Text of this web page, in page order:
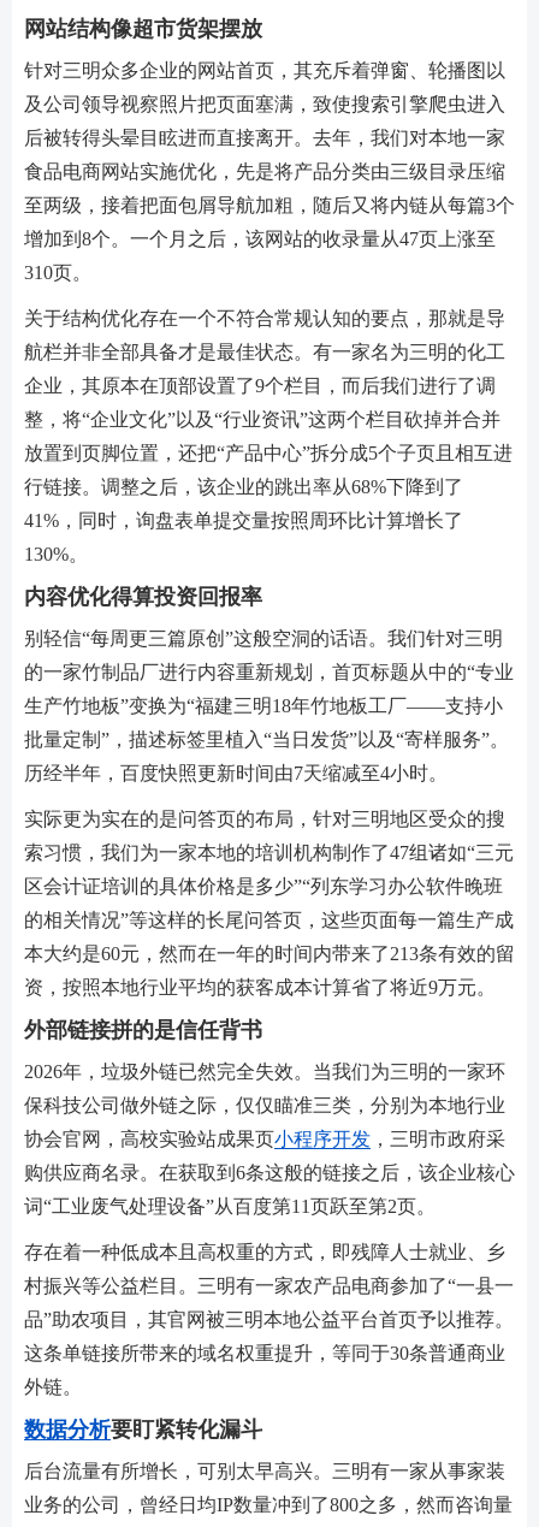
网站结构像超市货架摆放
针对三明众多企业的网站首页，其充斥着弹窗、轮播图以
及公司领导视察照片把页面塞满，致使搜索引擎爬虫进入
后被转得头晕目眩进而直接离开。去年，我们对本地一家
食品电商网站实施优化，先是将产品分类由三级目录压缩
至两级，接着把面包屑导航加粗，随后又将内链从每篇3个
增加到8个。一个月之后，该网站的收录量从47页上涨至
310页。
关于结构优化存在一个不符合常规认知的要点，那就是导
航栏并非全部具备才是最佳状态。有一家名为三明的化工
企业，其原本在顶部设置了9个栏目，而后我们进行了调
整，将“企业文化”以及“行业资讯”这两个栏目砍掉并合并
放置到页脚位置，还把“产品中心”拆分成5个子页且相互进
行链接。调整之后，该企业的跳出率从68%下降到了
41%，同时，询盘表单提交量按照周环比计算增长了
130%。
内容优化得算投资回报率
别轻信“每周更三篇原创”这般空洞的话语。我们针对三明
的一家竹制品厂进行内容重新规划，首页标题从中的“专业
生产竹地板”变换为“福建三明18年竹地板工厂——支持小
批量定制”，描述标签里植入“当日发货”以及“寄样服务”。
历经半年，百度快照更新时间由7天缩减至4小时。
实际更为实在的是问答页的布局，针对三明地区受众的搜
索习惯，我们为一家本地的培训机构制作了47组诸如“三元
区会计证培训的具体价格是多少”“列东学习办公软件晚班
的相关情况”等这样的长尾问答页，这些页面每一篇生产成
本大约是60元，然而在一年的时间内带来了213条有效的留
资，按照本地行业平均的获客成本计算省了将近9万元。
外部链接拼的是信任背书
2026年，垃圾外链已然完全失效。当我们为三明的一家环
保科技公司做外链之际，仅仅瞄准三类，分别为本地行业
协会官网，高校实验站成果页小程序开发 ，三明市政府采
购供应商名录。在获取到6条这般的链接之后，该企业核心
词“工业废气处理设备”从百度第11页跃至第2页。
存在着一种低成本且高权重的方式，即残障人士就业、乡
村振兴等公益栏目。三明有一家农产品电商参加了“一县一
品”助农项目，其官网被三明本地公益平台首页予以推荐。
这条单链接所带来的域名权重提升，等同于30条普通商业
外链。
数据分析要盯紧转化漏斗
后台流量有所增长，可别太早高兴。三明有一家从事家装
业务的公司，曾经日均IP数量冲到了800之多，然而咨询量